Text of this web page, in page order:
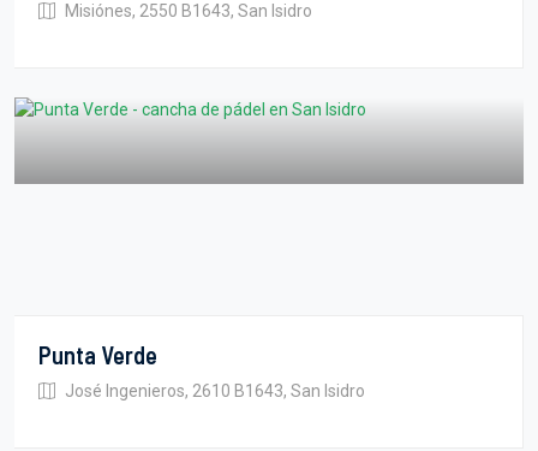
Misiónes, 2550 B1643, San Isidro
Punta Verde
José Ingenieros, 2610 B1643, San Isidro